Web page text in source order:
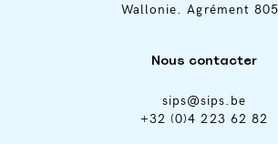
Wallonie. Agrément
Nous contacter
sips@sips.be
+32 (0)4 223 62 82